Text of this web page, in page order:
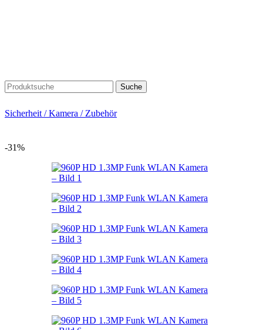
Suche
Sicherheit / Kamera / Zubehör
-31%